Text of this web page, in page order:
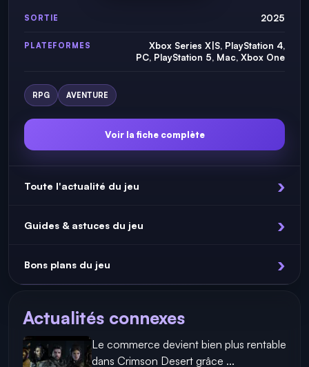
SORTIE 2025
PLATEFORMES
Xbox Series X|S, PlayStation 4,
PC, PlayStation 5, Mac, Xbox One
RPG AVENTURE
Voir la fiche complète
Toute l'actualité du jeu
Guides & astuces du jeu
Bons plans du jeu
Actualités connexes
Le commerce devient bien plus rentable
dans Crimson Desert grâce ...